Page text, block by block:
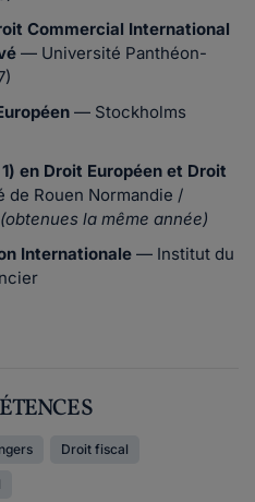
Commercial International
— Université Panthéon-
— Stockholms
en Droit Européen et Droit
Rouen Normandie /
(obtenues la même année)
Internationale — Institut du
Droit fiscal